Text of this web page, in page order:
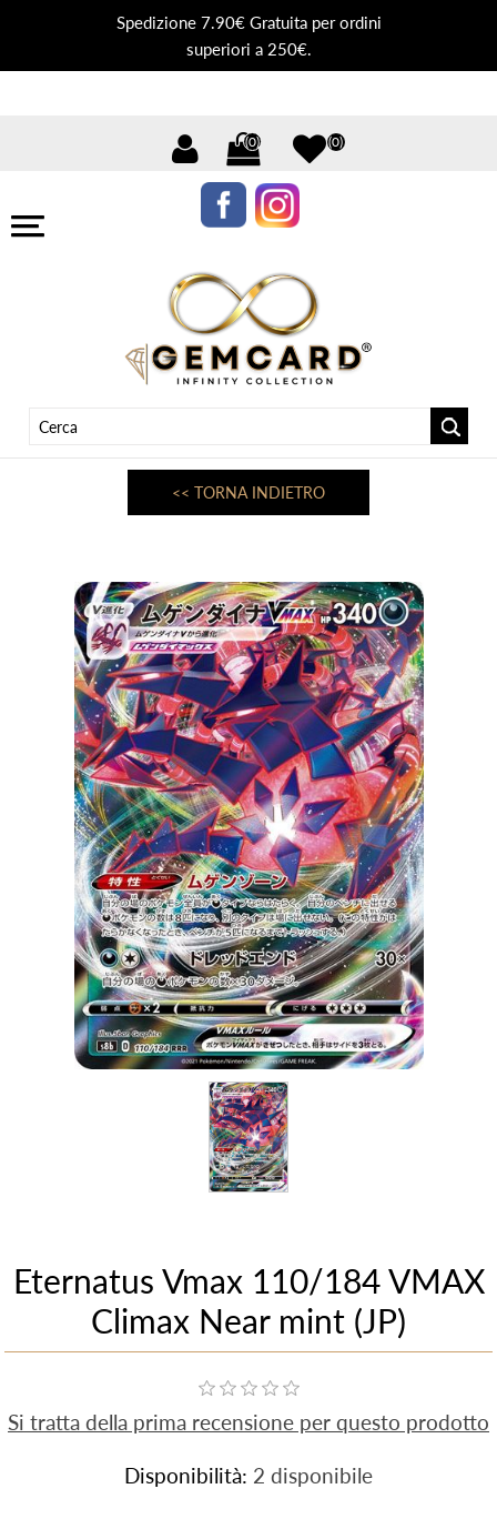
Spedizione 7.90€ Gratuita per ordini
superiori a 250€.
(0) (0)
<< TORNA INDIETRO
Eternatus Vmax 110/184 VMAX
Climax Near mint (JP)
Si tratta della prima recensione per questo prodotto
Disponibilità: 2 disponibile